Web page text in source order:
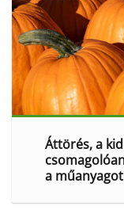
Áttörés, a
a műanyagot